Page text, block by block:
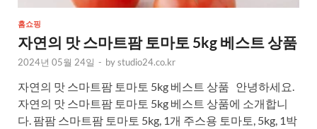
홈쇼핑
자연의 맛 스마트팜 토마토 5kg 베스트 상품
2024년 05월 24일 - bystudio24.co.kr
자연의 맛 스마트팜 토마토 5kg 베스트 상품 안녕하세요.
자연의 맛 스마트팜 토마토 5kg 베스트 상품에 소개합니
다. 팜팜 스마트팜 토마토 5kg, 1개 주스용 토마토, 5kg, 1박